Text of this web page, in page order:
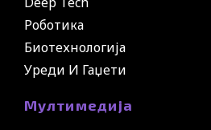
Роботика
Биотехнологија
Уреди И Гаџети
Мултимедија